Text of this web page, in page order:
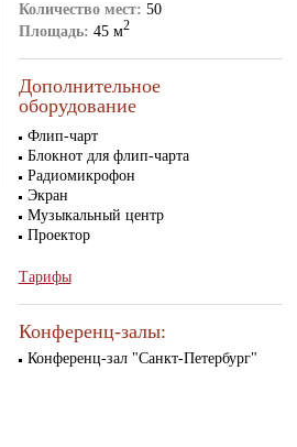
Количество мест: 50
Площадь: 45 м2
Дополнительное
оборудование
Флип-чарт
Блокнот для флип-чарта
Радиомикрофон
Экран
Музыкальный центр
Проектор
Тарифы
Конференц-залы:
Конференц-зал "Санкт-Петербург"